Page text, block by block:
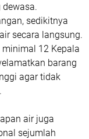
sedikitnya
secara langsung.
12 Kepala
barang
agar tidak
air juga
sejumlah